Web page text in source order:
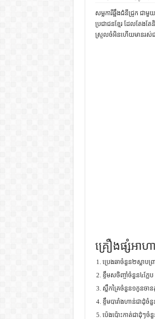
ទំនាក់ទំ
ព្រះបា
សម្លការីឆ្អឹងជំនីជ្រូក ជា
ប្រជាជនខ្មែរ ដែលតែង
ស្រួលចំអិនហើយមានរស់
គ្រឿងផ្សំអាហា
ប្រេងឆាចំនួន២ស្លាបព្រ
ខ្ទឹមសចិញ្ចាំចំនួន៤ក្លែប
ស្លឹកគ្រៃចំនួន១កូនចា
ខ្ទឹមបារាំងហាន់ជាដុំចំ
ប៉េងប៉ោះកាត់ជាដុំៗចំនួ